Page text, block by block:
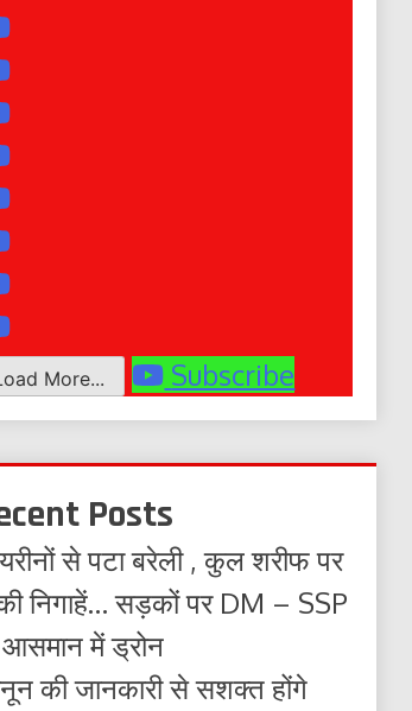
More... Subscribe
Posts
से पटा बरेली , कुल शरीफ पर
निगाहें… सड़कों पर DM – SSP
आसमान में ड्रोन
की जानकारी से सशक्त होंगे